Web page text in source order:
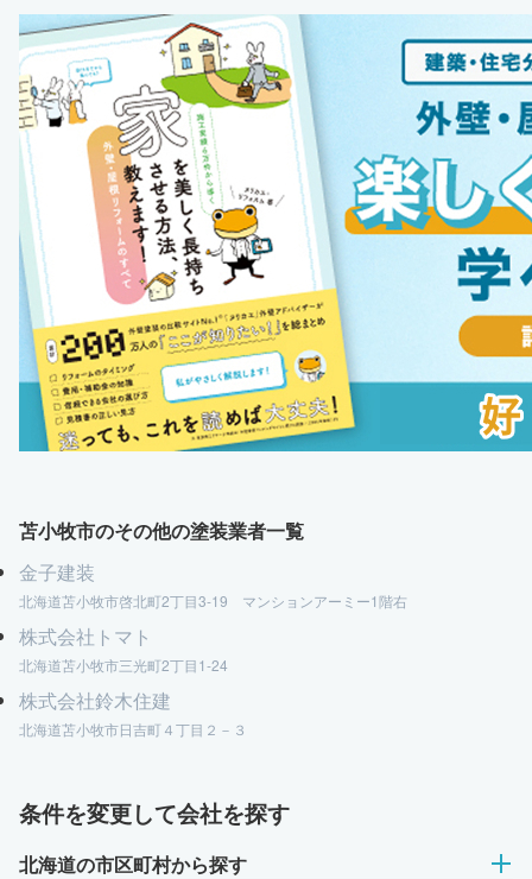
苫小牧市のその他の塗装業者一覧
金子建装
北海道苫小牧市啓北町2丁目3-19 マンションアーミー1階右
株式会社トマト
北海道苫小牧市三光町2丁目1-24
株式会社鈴木住建
北海道苫小牧市日吉町４丁目２－３
条件を変更して会社を探す
北海道の市区町村から探す